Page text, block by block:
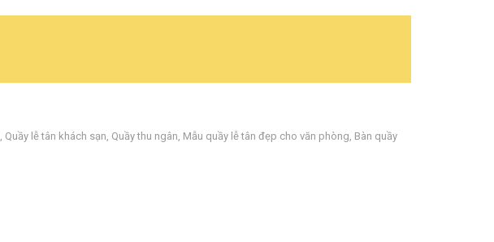
, Quầy lễ tân khách sạn, Quầy thu ngân, Mẫu quầy lễ tân đẹp cho văn phòng, Bàn quầy